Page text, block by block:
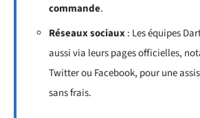
commande.
Réseaux sociaux: Les équipes
aussi via leurs pages officielles,
Twitter ou Facebook, pour une
sans frais.